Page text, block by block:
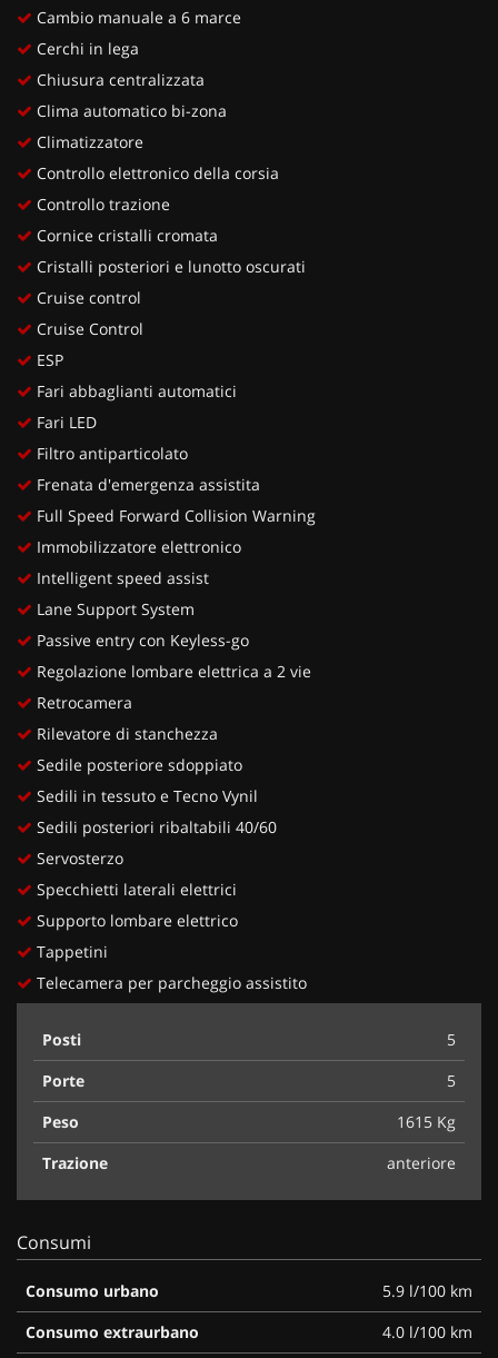
Cambio manuale a 6 marce
Cerchi in lega
Chiusura centralizzata
Clima automatico bi-zona
Climatizzatore
Controllo elettronico della corsia
Controllo trazione
Cornice cristalli cromata
Cristalli posteriori e lunotto oscurati
Cruise control
Cruise Control
ESP
Fari abbaglianti automatici
Fari LED
Filtro antiparticolato
Frenata d'emergenza assistita
Full Speed Forward Collision Warning
Immobilizzatore elettronico
Intelligent speed assist
Lane Support System
Passive entry con Keyless-go
Regolazione lombare elettrica a 2 vie
Retrocamera
Rilevatore di stanchezza
Sedile posteriore sdoppiato
Sedili in tessuto e Tecno Vynil
Sedili posteriori ribaltabili 40/60
Servosterzo
Specchietti laterali elettrici
Supporto lombare elettrico
Tappetini
Telecamera per parcheggio assistito
Posti
5
Porte
5
Peso
1615 Kg
Trazione
anteriore
Consumi
Consumo urbano
5.9 l/100 km
Consumo extraurbano
4.0 l/100 km